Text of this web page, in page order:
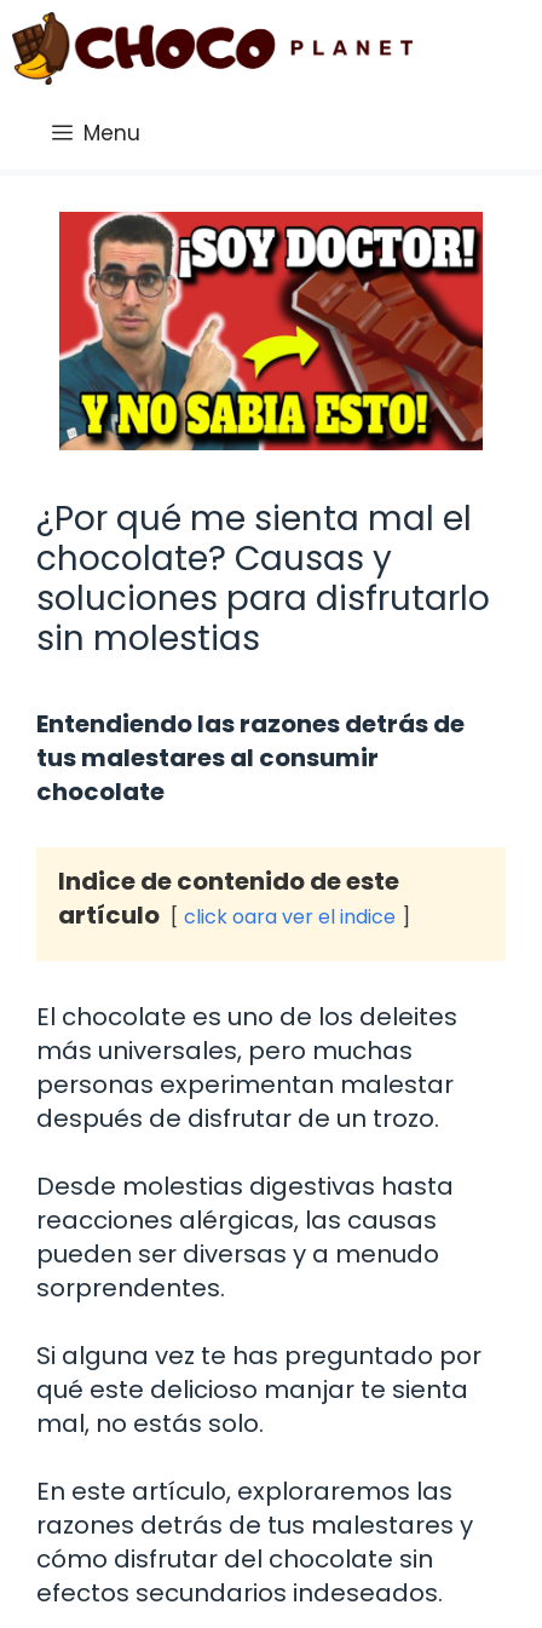
Saltar
al
contenido
Menu
¿Por qué me sienta mal el
chocolate? Causas y
soluciones para disfrutarlo
sin molestias
Entendiendo las razones detrás de
tus malestares al consumir
chocolate
Indice de contenido de este
artículo
click oara ver el indice
El chocolate es uno de los deleites
más universales, pero muchas
personas experimentan malestar
después de disfrutar de un trozo.
Desde molestias digestivas hasta
reacciones alérgicas, las causas
pueden ser diversas y a menudo
sorprendentes.
Si alguna vez te has preguntado por
qué este delicioso manjar te sienta
mal, no estás solo.
En este artículo, exploraremos las
razones detrás de tus malestares y
cómo disfrutar del chocolate sin
efectos secundarios indeseados.